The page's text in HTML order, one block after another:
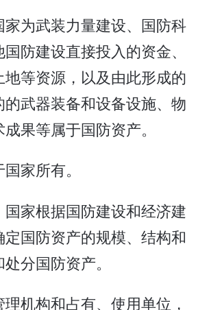
为武装力量建设、国防科
防建设直接投入的资金、
等资源，以及由此形成的
的武器装备和设备设施、物
果等属于国防资产。
家所有。
家根据国防建设和经济建
国防资产的规模、结构和
分国防资产。
机构和占有、使用单位，